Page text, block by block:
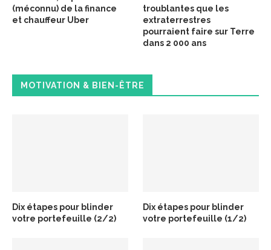
(méconnu) de la finance
et chauffeur Uber
troublantes que les
extraterrestres
pourraient faire sur Terre
dans 2 000 ans
MOTIVATION & BIEN-ÊTRE
Dix étapes pour blinder
votre portefeuille (2/2)
Dix étapes pour blinder
votre portefeuille (1/2)